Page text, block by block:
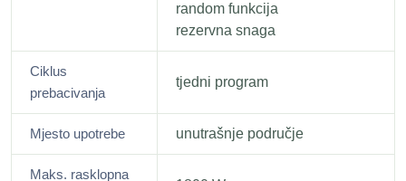
random funkcija
rezervna snaga
Ciklus
prebacivanja
tjedni program
Mjesto upotrebe unutrašnje područje
Maks. rasklopna